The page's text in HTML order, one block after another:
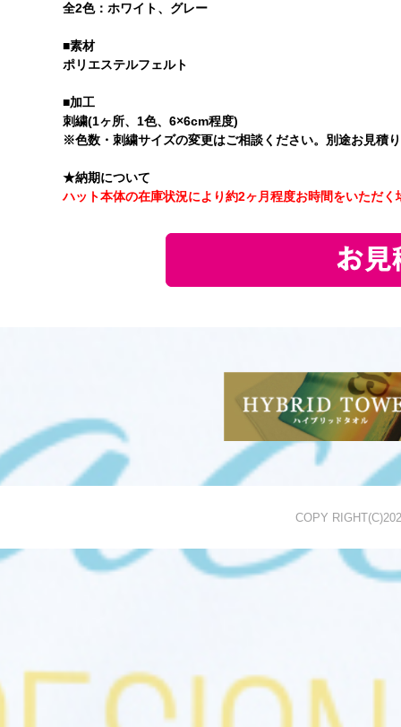
全2色：ホワイト、グレー
■素材
ポリエステルフェルト
■加工
刺繍(1ヶ所、1色、6×6cm程度)
※色数・刺繍サイズの変更はご相談ください。別途お見積
★納期について
ハット本体の在庫状況により約2ヶ月程度お時間をいただ
COPY RIGHT(C)